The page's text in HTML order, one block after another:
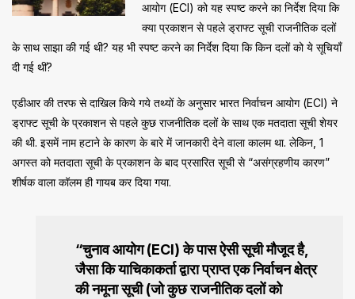
आयोग (ECI) को यह स्पष्ट करने का निर्देश दिया कि
क्या प्रकाशन से पहले ड्राफ्ट सूची राजनीतिक दलों
के साथ साझा की गई थी? यह भी स्पष्ट करने का निर्देश दिया कि किन दलों को ये सूचियाँ
दी गई थीं?
एडीआर की तरफ से दाखिल किये गये तथ्यों के अनुसार भारत निर्वाचन आयोग (ECI) ने
ड्राफ्ट सूची के प्रकाशन से पहले कुछ राजनीतिक दलों के साथ एक मतदाता सूची शेयर
की थी. इसमें नाम हटाने के कारण के बारे में जानकारी देने वाला कालम था. लेकिन, 1
अगस्त को मतदाता सूची के प्रकाशन के बाद प्रसारित सूची से “असंग्रहणीय कारण”
शीर्षक वाला कॉलम ही गायब कर दिया गया.
“चुनाव आयोग (ECI) के पास ऐसी सूची मौजूद है,
जैसा कि याचिकाकर्ता द्वारा प्राप्त एक निर्वाचन क्षेत्र
की नमूना सूची (जो कुछ राजनीतिक दलों को